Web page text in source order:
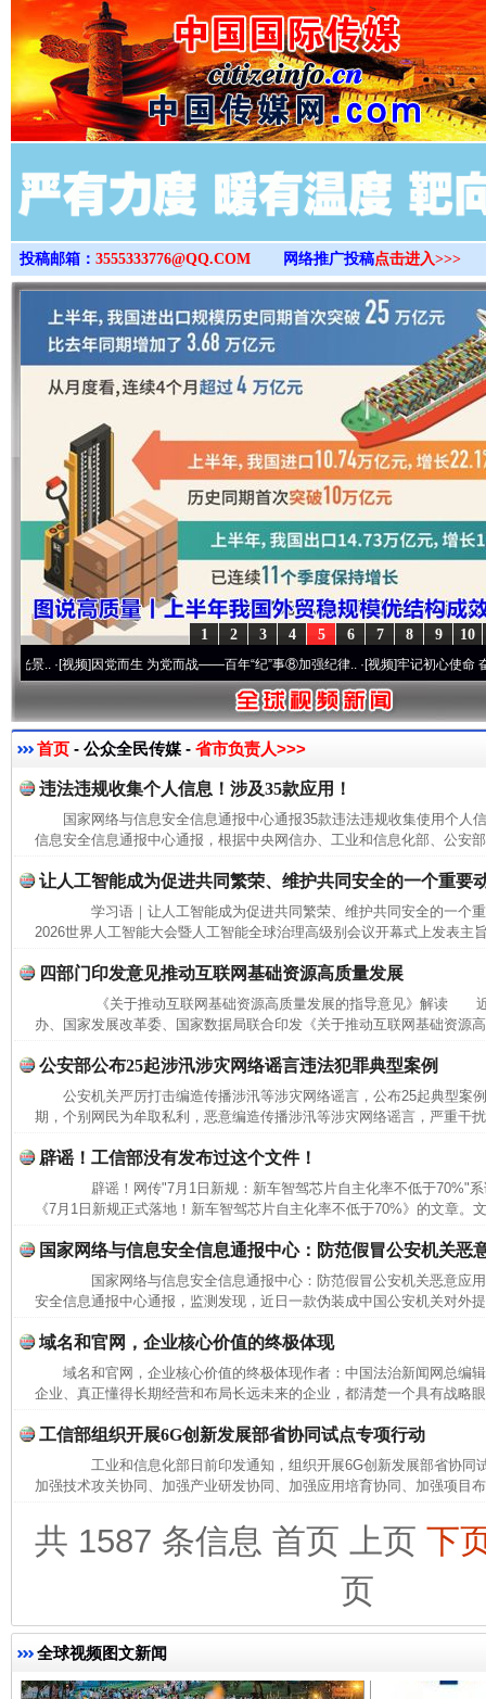
>
投稿邮箱： 3555333776@QQ.COM 网络推广投稿点击进入>>>
10
9
8
7
6
5
4
3
2
1
·[视频]因党而生 为党而战——百年“纪”事⑧加强纪律..·[视频]牢记初心使命 奋进复兴
首页 - 公众全民传媒 - 省市负责人>>>
违法违规收集个人信息！涉及35款应用！
国家网络与信息安全信息通报中心通报35款违法违规收集使用个
信息安全信息通报中心通报，根据中央网信办、工业和信息化部、公安
让人工智能成为促进共同繁荣、维护共同安全的一个重要
学习语｜让人工智能成为促进共同繁荣、维护共同安全的一
2026世界人工智能大会暨人工智能全球治理高级别会议开幕式上发表主
四部门印发意见推动互联网基础资源高质量发展
《关于推动互联网基础资源高质量发展的指导意见》解读 近
办、国家发展改革委、国家数据局联合印发《关于推动互联网基础资源
公安部公布25起涉汛涉灾网络谣言违法犯罪典型案例
公安机关严厉打击编造传播涉汛等涉灾网络谣言，公布25起典型
期，个别网民为牟取私利，恶意编造传播涉汛等涉灾网络谣言，严重干
辟谣！工信部没有发布过这个文件！
辟谣！网传"7月1日新规：新车智驾芯片自主化率不低于
《7月1日新规正式落地！新车智驾芯片自主化率不低于70%》的文章。
国家网络与信息安全信息通报中心：防范假冒公安机关恶
国家网络与信息安全信息通报中心：防范假冒公安机关恶意
安全信息通报中心通报，监测发现，近日一款伪装成中国公安机关对外
域名和官网，企业核心价值的终极体现
域名和官网，企业核心价值的终极体现作者：中国法治新闻网总
企业、真正懂得长期经营和布局长远未来的企业，都清楚一个具有战略
工信部组织开展6G创新发展部省协同试点专项行动
工业和信息化部日前印发通知，组织开展6G创新发展部省协同
加强技术攻关协同、加强产业研发协同、加强应用培育协同、加强项目
共 1587 条信息 首页 上页 下
页
全球视频图文新闻
完善运行机制助力责任有效落实 一纸欠
东山县通报“牛蛙产品抗生素超标问题” 法